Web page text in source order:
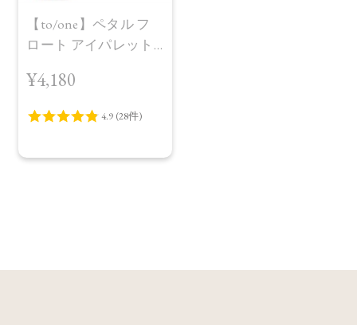
【to/one】ペタル フ
ロート アイパレット
¥4,180